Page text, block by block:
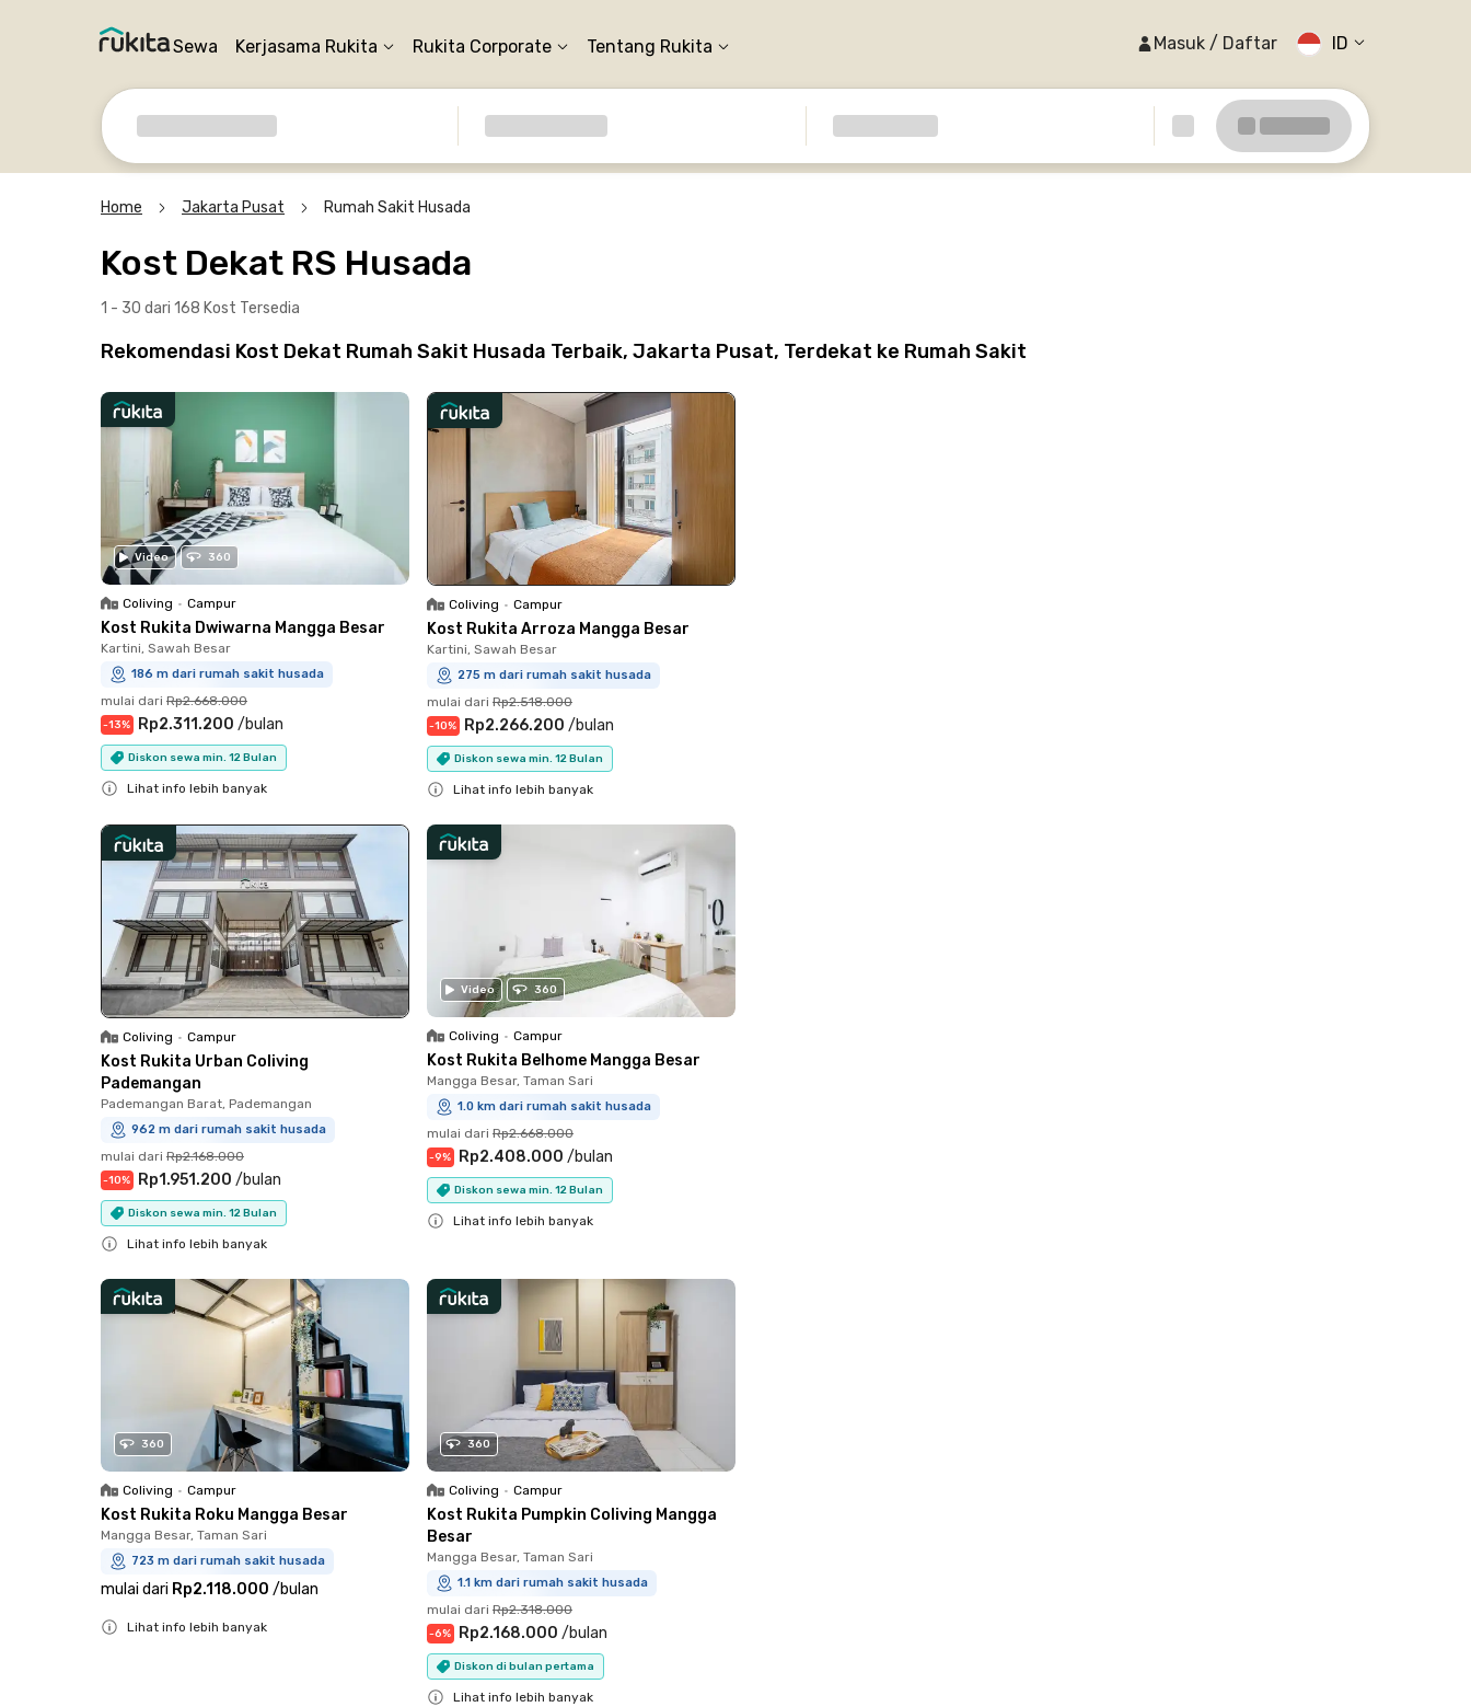
Sewa Kerjasama Rukita Rukita Corporate Tentang Rukita Masuk / Daftar ID
Home Jakarta Pusat Rumah Sakit Husada
Kost Dekat RS Husada
1 - 30 dari 168 Kost Tersedia
Rekomendasi Kost Dekat Rumah Sakit Husada Terbaik, Jakarta Pusat, Terdekat ke Rumah Sakit
Video 360
Coliving • Campur
Kost Rukita Dwiwarna Mangga Besar
Kartini, Sawah Besar
186 m dari rumah sakit husada
mulai dari Rp2.668.000
-13% Rp2.311.200 /bulan
Diskon sewa min. 12 Bulan
Lihat info lebih banyak
Coliving • Campur
Kost Rukita Arroza Mangga Besar
Kartini, Sawah Besar
275 m dari rumah sakit husada
mulai dari Rp2.518.000
-10% Rp2.266.200 /bulan
Diskon sewa min. 12 Bulan
Lihat info lebih banyak
Coliving • Campur
Kost Rukita Urban Coliving
Pademangan
Pademangan Barat, Pademangan
962 m dari rumah sakit husada
mulai dari Rp2.168.000
-10% Rp1.951.200 /bulan
Diskon sewa min. 12 Bulan
Lihat info lebih banyak
Video 360
Coliving • Campur
Kost Rukita Belhome Mangga Besar
Mangga Besar, Taman Sari
1.0 km dari rumah sakit husada
mulai dari Rp2.668.000
-9% Rp2.408.000 /bulan
Diskon sewa min. 12 Bulan
Lihat info lebih banyak
360
Coliving • Campur
Kost Rukita Roku Mangga Besar
Mangga Besar, Taman Sari
723 m dari rumah sakit husada
mulai dari Rp2.118.000 /bulan
Lihat info lebih banyak
360
Coliving • Campur
Kost Rukita Pumpkin Coliving Mangga
Besar
Mangga Besar, Taman Sari
1.1 km dari rumah sakit husada
mulai dari Rp2.318.000
-6% Rp2.168.000 /bulan
Diskon di bulan pertama
Lihat info lebih banyak